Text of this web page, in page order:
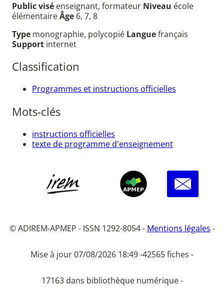
Public visé enseignant, formateur Niveau école
élémentaireÂge 6, 7, 8
Type monographie, polycopié Languefrançais
Support internet
Classification
Programmes et instructions officielles
Mots-clés
instructions officielles
texte de programme d'enseignement
© ADIREM-APMEP - ISSN 1292-8054 - Mentions légales -
Mise à jour 07/08/2026 18:49 -42565 fiches -
17163 dans bibliothèque numérique -